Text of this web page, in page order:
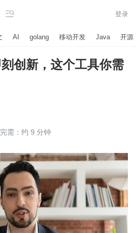
 登录
AI golang 移动开发 Java 开源
创新，这个工具你需
需：约 9 分钟